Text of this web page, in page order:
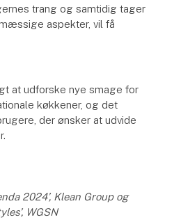
trang og samtidig tager
aspekter, vil få
at udforske nye smage for
køkkener, og det
der ønsker at udvide
2024’, Klean Group og
WGSN